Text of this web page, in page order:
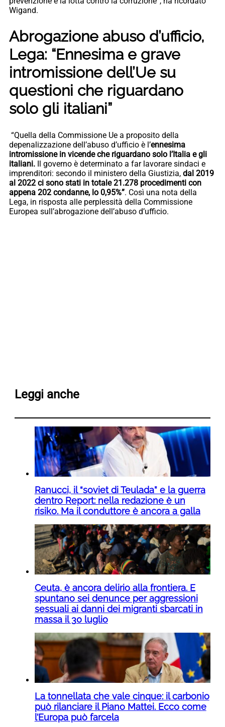
Wigand.
Abrogazione abuso d’ufficio,
Lega: “Ennesima e grave
intromissione dell’Ue su
questioni che riguardano
solo gli italiani”
“Quella della Commissione Ue a proposito della
depenalizzazione dell’abuso d’ufficio è l’ennesima
intromissione in vicende che riguardano solo l’Italia e gli
italiani. Il governo è determinato a far lavorare sindaci e
imprenditori: secondo il ministero della Giustizia, dal 2019
al 2022 ci sono stati in totale 21.278 procedimenti con
appena 202 condanne, lo 0,95%”. Così una nota della
Lega, in risposta alle perplessità della Commissione
Europea sull’abrogazione dell’abuso d’ufficio.
Leggi anche
Ranucci, il “soviet di Teulada” e la guerra
dentro Report: nella redazione è un
risiko. Ma il conduttore è ancora a galla
Ceuta, è ancora delirio alla frontiera. E
spuntano sei denunce per aggressioni
sessuali ai danni dei migranti sbarcati in
massa il 30 luglio
La tonnellata che vale cinque: il carbonio
può rilanciare il Piano Mattei. Ecco come
l’Europa può farcela